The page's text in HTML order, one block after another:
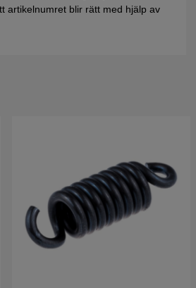
artikelnumret blir rätt med hjälp av